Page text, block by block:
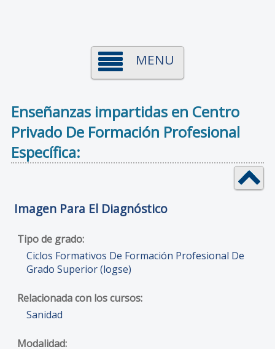
MENU
Enseñanzas impartidas en Centro
Privado De Formación Profesional
Específica:
Imagen Para El Diagnóstico
Ciclos Formativos De Formación Profesional De
Grado Superior (logse)
Sanidad